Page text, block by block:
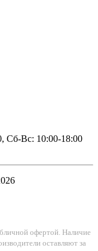
Сб-Вс: 10:00-18:00
офертой. Наличие
оставляют за